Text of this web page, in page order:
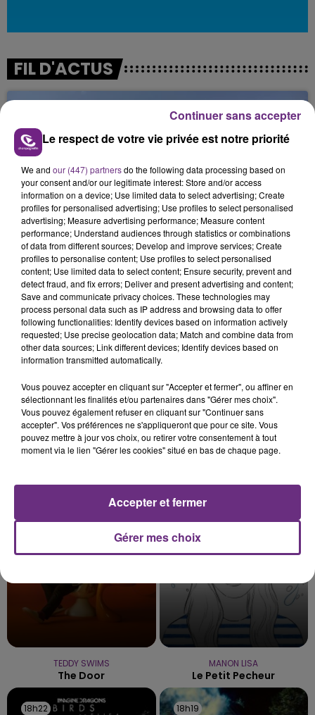
FIL D'ACTUS
L'INSPECTION DU TRAVAIL RAPPELLE À
L'ORDRE SUR LES CONDITIONS DE...
Alors que les dates de début des vendange 2026
s'est avéré être plus précoce que prévu,
l'inspection du Travail en profite pour rappeler
les conditions de...
UN FEU DE REMORQUE BLOQUE LA
CIRCULATION DANS LES ARDENNES
Un feu de remorque s'est déclaré ce mercredi en
fin de matinée sur l'A34.
18h28
18h28
TEDDY SWIMS
The Door
18h26
18h26
MANON LISA
Le Petit Pecheur
18h22
18h22 18h19
18h19
Le respect de votre vie privée est notre priorité
We and our (447) partnersdo the following data processing based on
your consent and/or our legitimate interest: Store and/or access
information on a device; Use limited data to select advertising; Create
profiles for personalised advertising; Use profiles to select personalised
advertising; Measure advertising performance; Measure content
performance; Understand audiences through statistics or combinations
of data from different sources; Develop and improve services; Create
profiles to personalise content; Use profiles to select personalised
content; Use limited data to select content; Ensure security, prevent and
detect fraud, and fix errors; Deliver and present advertising and content;
Save and communicate privacy choices. These technologies may
process personal data such as IP address and browsing data to offer
following functionalities: Identify devices based on information actively
requested; Use precise geolocation data; Match and combine data from
other data sources; Link different devices; Identify devices based on
information transmitted automatically.
Vous pouvez accepter en cliquant sur "Accepter et fermer", ou affiner en
sélectionnant les finalités et/ou partenaires dans "Gérer mes choix".
Vous pouvez également refuser en cliquant sur "Continuer sans
accepter". Vos préférences ne s'appliqueront que pour ce site. Vous
pouvez mettre à jour vos choix, ou retirer votre consentement à tout
moment via le lien "Gérer les cookies" situé en bas de chaque page.
Gérer mes choix
Accepter et fermer
Continuer sans accepter